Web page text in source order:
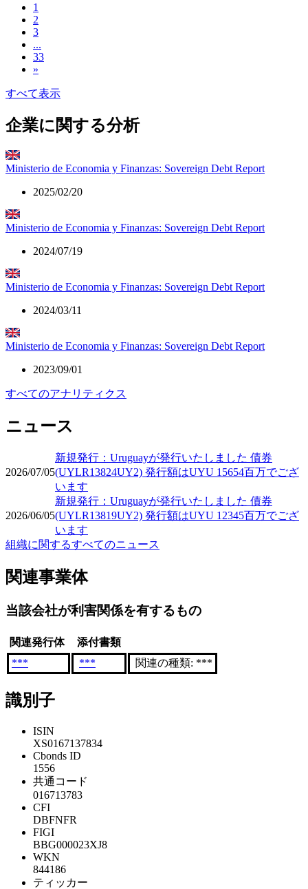
1
2
3
...
33
»
すべて表示
企業に関する分析
Ministerio de Economia y Finanzas: Sovereign Debt Report
2025/02/20
Ministerio de Economia y Finanzas: Sovereign Debt Report
2024/07/19
Ministerio de Economia y Finanzas: Sovereign Debt Report
2024/03/11
Ministerio de Economia y Finanzas: Sovereign Debt Report
2023/09/01
すべてのアナリティクス
ニュース
2026/07/05
新規発行：Uruguayが発行いたしました 債券
(UYLR13824UY2) 発行額はUYU 15654百万でござ
います
2026/06/05
新規発行：Uruguayが発行いたしました 債券
(UYLR13819UY2) 発行額はUYU 12345百万でござ
います
組織に関するすべてのニュース
関連事業体
当該会社が利害関係を有するもの
関連発行体
添付書類
***
*** 関連の種類: ***
識別子
ISIN
XS0167137834
Cbonds ID
1556
共通コード
016713783
CFI
DBFNFR
FIGI
BBG000023XJ8
WKN
844186
ティッカー